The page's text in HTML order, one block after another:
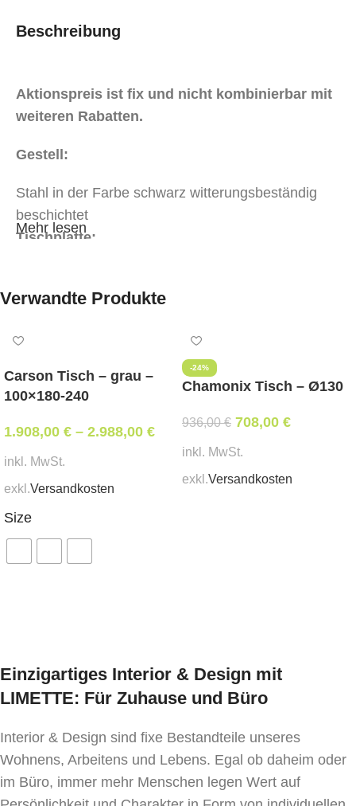
Beschreibung
Aktionspreis ist fix und nicht kombinierbar mit
weiteren Rabatten.
Gestell:
Stahl in der Farbe schwarz witterungsbeständig
beschichtet
Tischplatte:
Abmessungen:
Breite: 80 cm, Länge: 140 cm, Höhe 74 cm
Mindestbestellmenge:
1 Stk.
Mehr lesen
Verwandte Produkte
Carson Tisch – grau –
100×180-240
1.908,00 € – 2.988,00 €
inkl. MwSt.
exkl.Versandkosten
Size
-24%
Chamonix Tisch – Ø130
936,00€ 708,00 €
inkl. MwSt.
exkl.Versandkosten
Einzigartiges Interior & Design mit
LIMETTE: Für Zuhause und Büro
Interior & Design sind fixe Bestandteile unseres
Wohnens, Arbeitens und Lebens. Egal ob daheim oder
im Büro, immer mehr Menschen legen Wert auf